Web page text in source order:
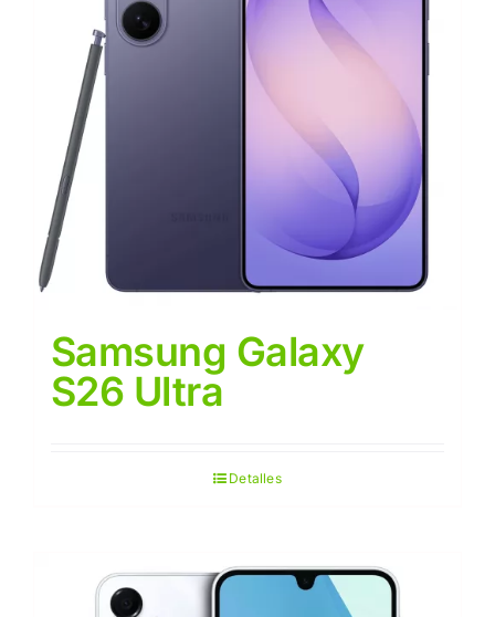
Samsung Galaxy
S26 Ultra
Detalles